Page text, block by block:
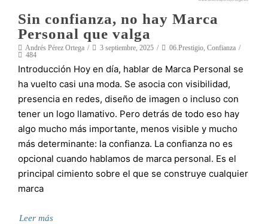
Sin confianza, no hay Marca
Personal que valga
Andrés Pérez Ortega 3 septiembre, 2025 06.Prestigio, Confianza
484
Introducción Hoy en día, hablar de Marca Personal se
ha vuelto casi una moda. Se asocia con visibilidad,
presencia en redes, diseño de imagen o incluso con
tener un logo llamativo. Pero detrás de todo eso hay
algo mucho más importante, menos visible y mucho
más determinante: la confianza. La confianza no es
opcional cuando hablamos de marca personal. Es el
principal cimiento sobre el que se construye cualquier
marca
Leer más